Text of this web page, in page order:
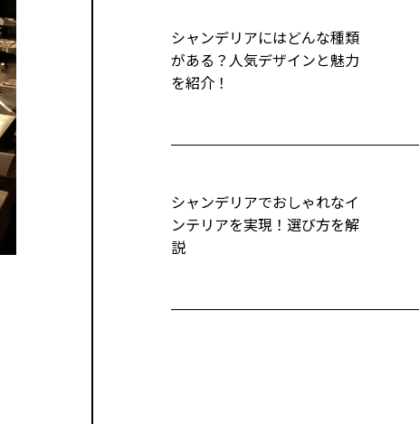
シャンデリアにはどんな種類
がある？人気デザインと魅力
を紹介！
シャンデリアでおしゃれなイ
ンテリアを実現！選び方を解
説